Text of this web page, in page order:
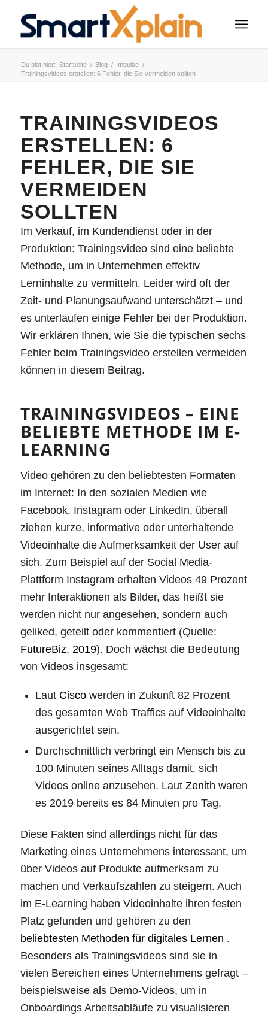
Du bist hier: Startseite / Blog / Impulse /
Trainingsvideos erstellen: 6 Fehler, die Sie vermeiden sollten
TRAININGSVIDEOS
ERSTELLEN: 6
FEHLER, DIE SIE
VERMEIDEN
SOLLTEN
Im Verkauf, im Kundendienst oder in der
Produktion: Trainingsvideo sind eine beliebte
Methode, um in Unternehmen effektiv
Lerninhalte zu vermitteln. Leider wird oft der
Zeit- und Planungsaufwand unterschätzt – und
es unterlaufen einige Fehler bei der Produktion.
Wir erklären Ihnen, wie Sie die typischen sechs
Fehler beim Trainingsvideo erstellen vermeiden
können in diesem Beitrag.
TRAININGSVIDEOS – EINE
BELIEBTE METHODE IM E-
LEARNING
Video gehören zu den beliebtesten Formaten
im Internet: In den sozialen Medien wie
Facebook, Instagram oder LinkedIn, überall
ziehen kurze, informative oder unterhaltende
Videoinhalte die Aufmerksamkeit der User auf
sich. Zum Beispiel auf der Social Media-
Plattform Instagram erhalten Videos 49 Prozent
mehr Interaktionen als Bilder, das heißt sie
werden nicht nur angesehen, sondern auch
geliked, geteilt oder kommentiert (Quelle:
FutureBiz, 2019). Doch wächst die Bedeutung
von Videos insgesamt:
Laut Ciscowerden in Zukunft 82 Prozent
des gesamten Web Traffics auf Videoinhalte
ausgerichtet sein.
Durchschnittlich verbringt ein Mensch bis zu
100 Minuten seines Alltags damit, sich
Videos online anzusehen. Laut Zenith waren
es 2019 bereits es 84 Minuten pro Tag.
Diese Fakten sind allerdings nicht für das
Marketing eines Unternehmens interessant, um
über Videos auf Produkte aufmerksam zu
machen und Verkaufszahlen zu steigern. Auch
im E-Learning haben Videoinhalte ihren festen
Platz gefunden und gehören zu den
beliebtesten Methoden für digitales Lernen .
Besonders als Trainingsvideos sind sie in
vielen Bereichen eines Unternehmens gefragt –
beispielsweise als Demo-Videos, um in
Onboardings Arbeitsabläufe zu visualisieren